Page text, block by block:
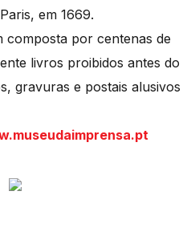
em 1669.
composta por centenas de
livros proibidos antes do
gravuras e postais alusivos